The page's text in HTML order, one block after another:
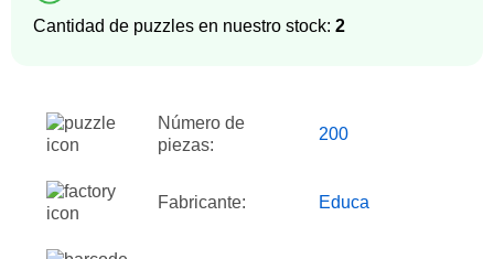
Cantidad de puzzles en nuestro stock: 2
Número de
piezas:
200
Fabricante: Educa